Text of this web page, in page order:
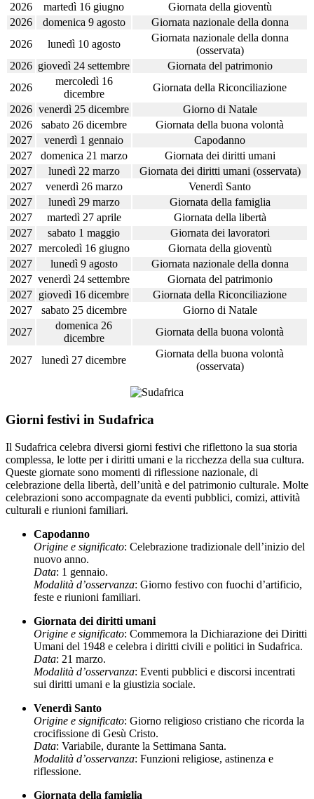
2026
martedì 16 giugno
Giornata della gioventù
2026
domenica 9 agosto
Giornata nazionale della donna
2026
lunedì 10 agosto
Giornata nazionale della donna
(osservata)
2026 giovedì 24 settembre
Giornata del patrimonio
2026
mercoledì 16
dicembre
Giornata della Riconciliazione
2026 venerdì 25 dicembre
Giorno di Natale
2026
sabato 26 dicembre
Giornata della buona volontà
2027
venerdì 1 gennaio
Capodanno
2027
domenica 21 marzo
Giornata dei diritti umani
2027
lunedì 22 marzo
Giornata dei diritti umani (osservata)
2027
venerdì 26 marzo
Venerdì Santo
2027
lunedì 29 marzo
Giornata della famiglia
2027
martedì 27 aprile
Giornata della libertà
2027
sabato 1 maggio
Giornata dei lavoratori
2027 mercoledì 16 giugno
Giornata della gioventù
2027
lunedì 9 agosto
Giornata nazionale della donna
2027 venerdì 24 settembre
Giornata del patrimonio
2027 giovedì 16 dicembre
Giornata della Riconciliazione
2027
sabato 25 dicembre
Giorno di Natale
2027
domenica 26
dicembre
Giornata della buona volontà
2027 lunedì 27 dicembre
Giornata della buona volontà
(osservata)
Giorni festivi in Sudafrica
Il Sudafrica celebra diversi giorni festivi che riflettono la sua storia
complessa, le lotte per i diritti umani e la ricchezza della sua cultura.
Queste giornate sono momenti di riflessione nazionale, di
celebrazione della libertà, dell’unità e del patrimonio culturale. Molte
celebrazioni sono accompagnate da eventi pubblici, comizi, attività
culturali e riunioni familiari.
Capodanno
Origine e significato: Celebrazione tradizionale dell’inizio del
nuovo anno.
Data: 1 gennaio.
Modalità d’osservanza: Giorno festivo con fuochi d’artificio,
feste e riunioni familiari.
Giornata dei diritti umani
Origine e significato: Commemora la Dichiarazione dei Diritti
Umani del 1948 e celebra i diritti civili e politici in Sudafrica.
Data: 21 marzo.
Modalità d’osservanza: Eventi pubblici e discorsi incentrati
sui diritti umani e la giustizia sociale.
Venerdì Santo
Origine e significato: Giorno religioso cristiano che ricorda la
crocifissione di Gesù Cristo.
Data: Variabile, durante la Settimana Santa.
Modalità d’osservanza: Funzioni religiose, astinenza e
riflessione.
Giornata della famiglia